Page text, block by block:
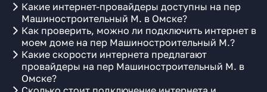
Какие интернет-провайдеры доступны на пер
Машиностроительный М. в Омске?
Как проверить, можно ли подключить интернет в
моем доме на пер Машиностроительный М.?
Какие скорости интернета предлагают
провайдеры на пер Машиностроительный М. в
Омске?